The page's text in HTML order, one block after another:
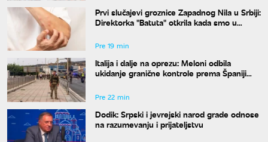
Prvi slučajevi groznice Zapadnog Nila u Srbiji:
Direktorka "Batuta" otkrila kada smo u
Pre 19 min
Italija i dalje na oprezu: Meloni odbila
ukidanje granične kontrole prema Španiji
Pre 22 min
Dodik: Srpski i jevrejski narod grade odnose
na razumevanju i prijateljstvu